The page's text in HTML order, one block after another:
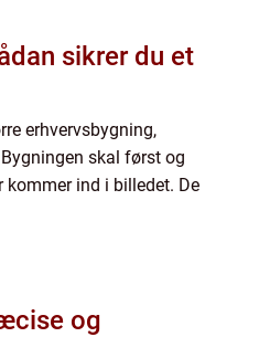
sikrer du et
erhvervsbygning,
skal først og
kommer ind i billedet. De